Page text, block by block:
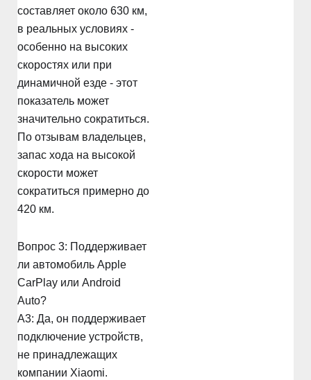
составляет около 630 км,
в реальных условиях -
особенно на высоких
скоростях или при
динамичной езде - этот
показатель может
значительно сократиться.
По отзывам владельцев,
запас хода на высокой
скорости может
сократиться примерно до
420 км.
Вопрос 3: Поддерживает
ли автомобиль Apple
CarPlay или Android
Auto?
A3: Да, он поддерживает
подключение устройств,
не принадлежащих
компании Xiaomi.